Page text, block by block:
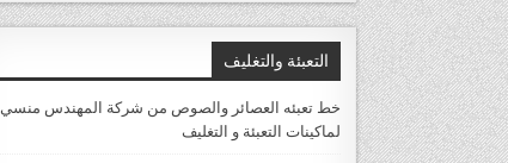
التعبئة والتغليف
خط تعبئه العصائر والصوص من شركة المهندس منسي
لماكينات التعبئة و التغليف